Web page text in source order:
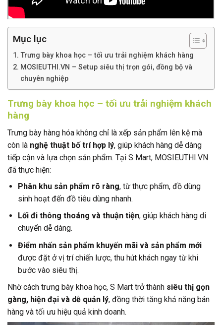
Mục lục
Trưng bày khoa học – tối ưu trải nghiệm khách hàng
MOSIEUTHI.VN – Setup siêu thị trọn gói, đồng bộ và
chuyên nghiệp
Trưng bày khoa học – tối ưu trải nghiệm khách
hàng
Trưng bày hàng hóa không chỉ là xếp sản phẩm lên kệ mà
còn là nghệ thuật bố trí hợp lý, giúp khách hàng dễ dàng
tiếp cận và lựa chọn sản phẩm. Tại S Mart, MOSIEUTHI.VN
đã thực hiện:
Phân khu sản phẩm rõ ràng, từ thực phẩm, đồ dùng
sinh hoạt đến đồ tiêu dùng nhanh.
Lối đi thông thoáng và thuận tiện, giúp khách hàng di
chuyển dễ dàng.
Điểm nhấn sản phẩm khuyến mãi và sản phẩm mới
được đặt ở vị trí chiến lược, thu hút khách ngay từ khi
bước vào siêu thị.
Nhờ cách trưng bày khoa học, S Mart trở thành siêu thị gọn
gàng, hiện đại và dễ quản lý, đồng thời tăng khả năng bán
hàng và tối ưu hiệu quả kinh doanh.